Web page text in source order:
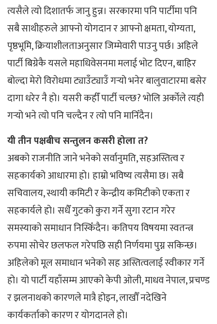
त्यसैले त्यो दिशातर्फ जानु हुन्न। सरकारमा पनि पार्टीमा पनि
सबै साथीहरुले आफ्नो योगदान र आफ्नो क्षमता, योग्यता,
पृष्ठभूमि, क्रियाशीलताअनुसार जिम्मेवारी पाउनु पर्छ। अहिले
पार्टी बिग्रेकै यसले महाधिवेसनमा मलाई भोट दिएन, बाहिर
बोल्दा मेरो विरोधमा ट्याउँट्याउँ गर्‍यो भनेर बालुवाटारमा बसेर
दागा धरेर नै हो। यसरी कहीँ पार्टी चल्छ? भोलि अर्कोले त्यही
गर्‍यो भने त्यो पनि चल्दैन र त्यो पनि मानिँदैन।
यी तीन पक्षबीच सन्तुलन कसरी होला त?
अबको राजनीति जाने भनेको सर्वानुमति, सहअस्तित्व र
सहकार्यको आधारमा हो। हाम्रो भविष्य त्यसैमा छ। सबै
सचिवालय, स्थायी कमिटी र केन्द्रीय कमिटीको एकता र
सहकार्यले हो। सधैँ गुटको कुरा गर्ने सुगा रटान गरेर
समस्याको समाधान निस्किँदैन। कतिपय विषयमा स्वतन्त्र
रुपमा सोचेर छलफल गरेपछि सही निर्णयमा पुग्न सकिन्छ।
अहिलेको मूल समाधान भनेको सह अस्तित्वलाई स्वीकार गर्ने
हो। यो पार्टी यहाँसम्म आएको केपी ओली, माधव नेपाल, प्रचण्ड
र झलनाथको कारणले मात्रै होइन, लाखौँ नदेखिने
कार्यकर्ताको कारण र योगदानले हो।